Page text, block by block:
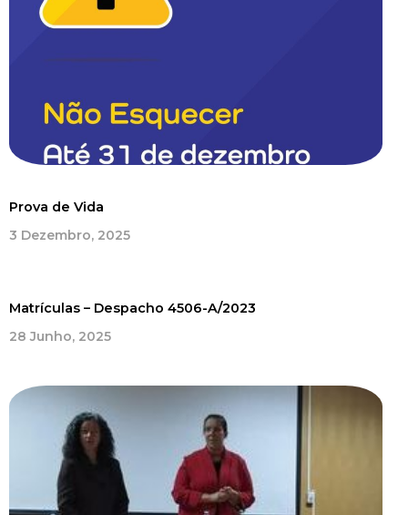
Prova de Vida
3 Dezembro, 2025
Matrículas – Despacho 4506-A/2023
28 Junho, 2025